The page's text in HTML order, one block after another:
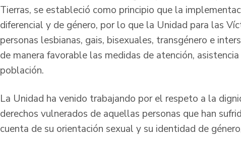
Tierras, se estableció como principio que la
diferencial y de género, por lo que la Unidad para las
personas lesbianas, gais, bisexuales, transgénero e
de manera favorable las medidas de atención,
población.
La Unidad ha venido trabajando por el respeto a la
derechos vulnerados de aquellas personas que han
cuenta de su orientación sexual y su identidad de